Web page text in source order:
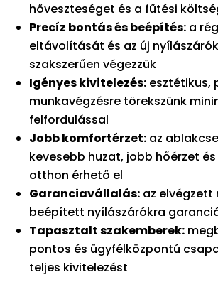
hőveszteséget és a fűtési
Precíz bontás és beépítés: a
eltávolítását és az új
szakszerűen végezzük
Igényes kivitelezés: esztétikus,
munkavégzésre törekszünk
felfordulással
Jobb komfortérzet: az
kevesebb huzat, jobb hőérzet
otthon érhető el
Garanciavállalás: az elvégzett
beépített nyílászárókra
Tapasztalt szakemberek:
pontos és ügyfélközpontú
teljes kivitelezést